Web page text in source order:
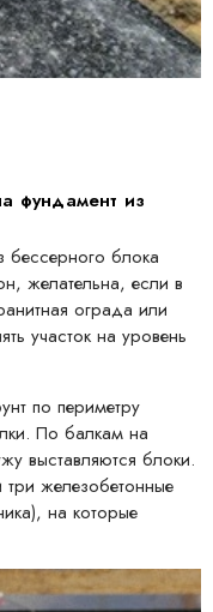
фундамент из
бессерного блока
желательна, если в
ограда или
участок на уровень
по периметру
По балкам на
выставляются блоки.
железобетонные
на которые